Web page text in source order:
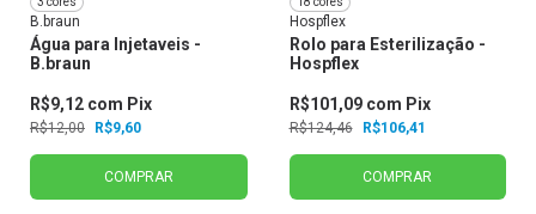
B.braun
Água para Injetaveis -
B.braun
R$12,00 R$9,60
R$9,12 com Pix
COMPRAR
Hospflex
Rolo para Esterilização -
Hospflex
R$124,46 R$106,41
R$101,09 com Pix
COMPRAR